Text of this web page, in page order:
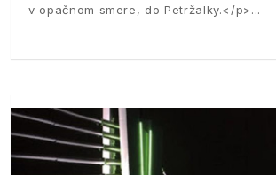
v opačnom smere, do Petržalky.</p>